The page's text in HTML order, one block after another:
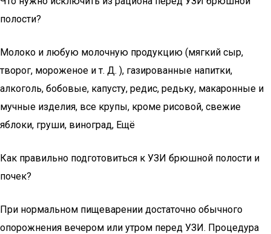
полости?
Молоко и любую молочную продукцию (мягкий сыр,
творог, мороженое и т. Д. ), газированные напитки,
алкоголь, бобовые, капусту, редис, редьку, макаронные и
мучные изделия, все крупы, кроме рисовой, свежие
яблоки, груши, виноград, Ещё
Как правильно подготовиться к УЗИ брюшной полости и
почек?
При нормальном пищеварении достаточно обычного
опорожнения вечером или утром перед УЗИ. Процедура